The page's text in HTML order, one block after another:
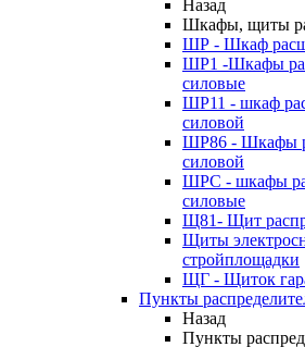
Назад
Шкафы, щиты
ШР - Шкаф
ШР1 -Шкафы
силовые
ШР11 - шкаф
силовой
ШР86 - Шкафы
силовой
ШРС - шкафы
силовые
Щ81- Щит
Щиты
стройплощадки
ЩГ - Щиток
Пункты
Назад
Пункты